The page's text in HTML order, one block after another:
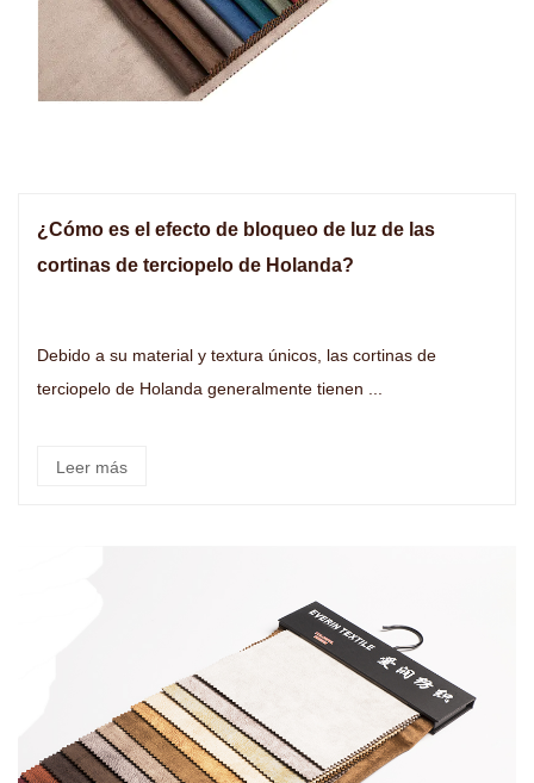
¿Cómo es el efecto de bloqueo de luz de las
cortinas de terciopelo de Holanda?
Debido a su material y textura únicos, las cortinas de
terciopelo de Holanda generalmente tienen ...
Leer más